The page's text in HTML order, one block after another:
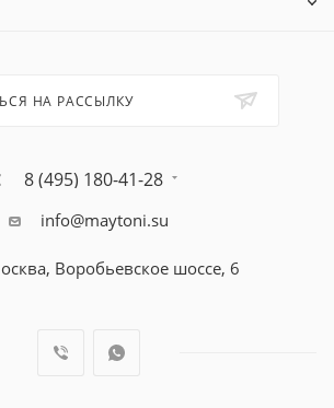
НА РАССЫЛКУ
8 (495) 180-41-28
info@maytoni.su
Воробьевское шоссе, 6